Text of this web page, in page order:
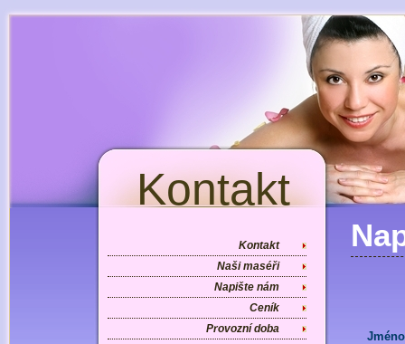
Kontakt
Kontakt
Naši maséři
Napište nám
Ceník
Provozní doba